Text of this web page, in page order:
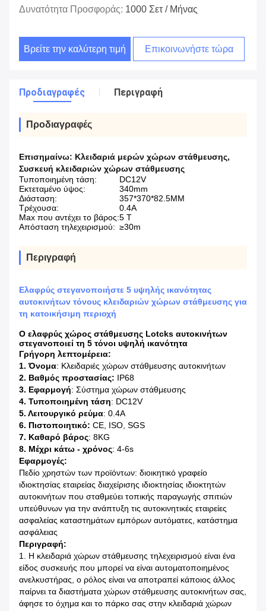
Δυνατότητα Προσφοράς: 1000 Σετ / Μήνας
Βρείτε την καλύτερη τιμή Επικοινωνήστε τώρα
Προδιαγραφές Περιγραφή
Προδιαγραφές
Επισημαίνω: Κλειδαριά μερών χώρων στάθμευσης,
Συσκευή κλειδαριών χώρων στάθμευσης
Τυποποιημένη τάση:
DC12V
Εκτεταμένο ύψος:
340mm
Διάσταση:
357*370*82.5MM
Τρέχουσα:
0.4A
Max που αντέχει το βάρος:5 Τ
Απόσταση τηλεχειρισμού: ≥30m
Περιγραφή
Ελαφρύς στεγανοποιήστε 5 υψηλής ικανότητας
αυτοκινήτων τόνους κλειδαριών χώρων στάθμευσης για
τη κατοικήσιμη περιοχή
Ο ελαφρύς χώρος στάθμευσης Lotcks αυτοκινήτων
στεγανοποιεί τη 5 τόνοι υψηλή ικανότητα
Γρήγορη λεπτομέρεια:
1. Όνομα: Κλειδαριές χώρων στάθμευσης αυτοκινήτων
2. Βαθμός προστασίας: IP68
3. Εφαρμογή: Σύστημα χώρων στάθμευσης
4. Τυποποιημένη τάση: DC12V
5. Λειτουργικό ρεύμα: 0.4A
6. Πιστοποιητικό: CE, ISO, SGS
7. Καθαρό βάρος: 8KG
8. Μέχρι κάτω - χρόνος: 4-6s
Εφαρμογές:
Πεδίο χρηστών των προϊόντων: διοικητικό γραφείο
ιδιοκτησίας εταιρείας διαχείρισης ιδιοκτησίας ιδιοκτητών
αυτοκινήτων που σταθμεύει τοπικής παραγωγής σπιτιών
υπεύθυνων για την ανάπτυξη τις αυτοκινητικές εταιρείες
ασφαλείας καταστημάτων εμπόρων αυτόματες, κατάστημα
ασφάλειας
Περιγραφή:
1. Η κλειδαριά χώρων στάθμευσης τηλεχειρισμού είναι ένα
είδος συσκευής που μπορεί να είναι αυτοματοποιημένος
ανελκυστήρας, ο ρόλος είναι να αποτραπεί κάποιος άλλος
παίρνει τα διαστήματα χώρων στάθμευσης αυτοκινήτων σας,
άφησε το όχημα και το πάρκο σας στην κλειδαριά χώρων